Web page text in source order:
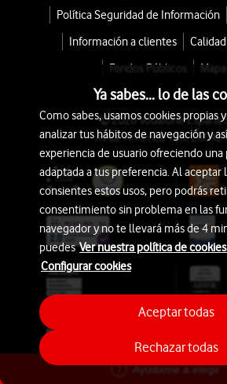
Ayúdame a elegir
Política Seguridad de Información
Información a clientes
Fondos Públicos
Mapa
© 2026 Vodafone España
Avda. América 115, 28042
Ya sabes... lo de las
Como sabes, usamos cookies propias
analizar tus hábitos de navegación y
experiencia de usuario ofreciendo
adaptada a tus preferencia. Al aceptar
consientes estos usos, pero podrás
consentimiento sin problema en las
navegador y no te llevará más de 4
puedesVer nuestra política de
Configurar cookies
Rechazar todas
Aceptar todas